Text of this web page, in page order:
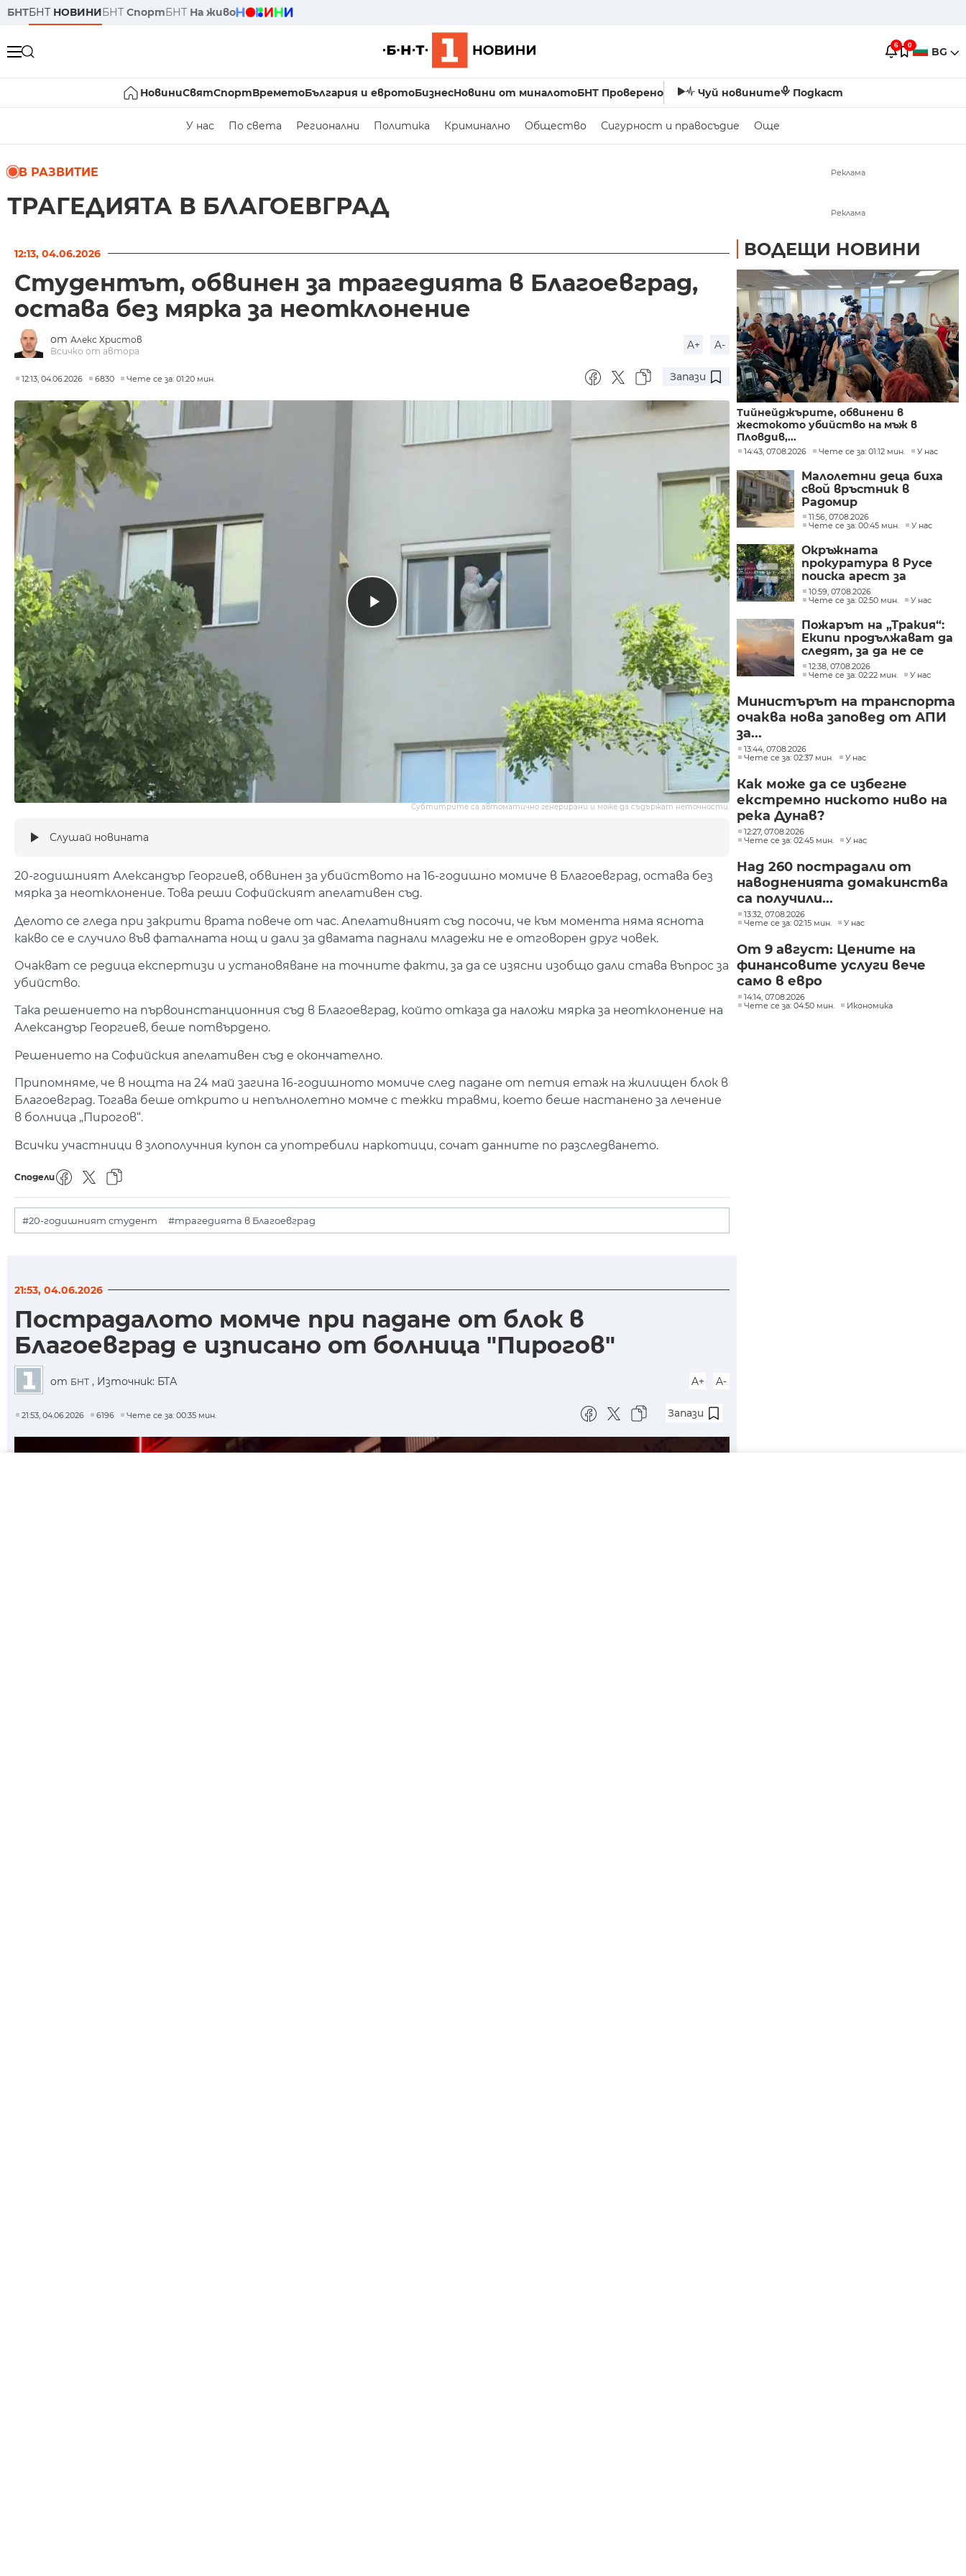
БНТБНТ НОВИНИБНТ СпортБНТ На живо
6 0 BG
НовиниСвятСпортВреметоБългария и евротоБизнесНовини от миналотоБНТ Проверено Чуй новините Подкаст
У нас По света Регионални Политика Криминално Общество Сигурност и правосъдие Още
В РАЗВИТИЕ
ТРАГЕДИЯТА В БЛАГОЕВГРАД
12:13, 04.06.2026
Студентът, обвинен за трагедията в Благоевград,
остава без мярка за неотклонение
от Алекс Христов
Всичко от автора
A+ A-
12:13, 04.06.2026 6830 Чете се за: 01:20 мин. Запази
Субтитрите са автоматично генерирани и може да съдържат неточности.
Слушай новината
20-годишният Александър Георгиев, обвинен за убийството на 16-годишно момиче в Благоевград, остава без
мярка за неотклонение. Това реши Софийският апелативен съд.
Делото се гледа при закрити врата повече от час. Апелативният съд посочи, че към момента няма яснота
какво се е случило във фаталната нощ и дали за двамата паднали младежи не е отговорен друг човек.
Очакват се редица експертизи и установяване на точните факти, за да се изясни изобщо дали става въпрос за
убийство.
Така решението на първоинстанционния съд в Благоевград, който отказа да наложи мярка за неотклонение на
Александър Георгиев, беше потвърдено.
Решението на Софийския апелативен съд е окончателно.
Припомняме, че в нощта на 24 май загина 16-годишното момиче след падане от петия етаж на жилищен блок в
Благоевград. Тогава беше открито и непълнолетно момче с тежки травми, което беше настанено за лечение
в болница „Пирогов“.
Всички участници в злополучния купон са употребили наркотици, сочат данните по разследването.
Сподели
#20-годишният студент #трагедията в Благоевград
21:53, 04.06.2026
Пострадалото момче при падане от блок в
Благоевград е изписано от болница "Пирогов"
от БНТ , Източник: БТА A+ A-
21:53, 04.06.2026 6196 Чете се за: 00:35 мин. Запази
Реклама
Реклама
ВОДЕЩИ НОВИНИ
Тийнейджърите, обвинени в
жестокото убийство на мъж в
Пловдив,...
14:43, 07.08.2026 Чете се за: 01:12 мин. У нас
Малолетни деца биха
свой връстник в
Радомир
11:56, 07.08.2026
Чете се за: 00:45 мин.
У нас
Окръжната
прокуратура в Русе
поиска арест за
петима от
участниците в
разбитата
лаборатория за
фентанил
10:59, 07.08.2026
Чете се за: 02:50 мин.
У нас
Пожарът на „Тракия“:
Екипи продължават да
следят, за да не се
разпространява
огънят
12:38, 07.08.2026
Чете се за: 02:22 мин.
У нас
Министърът на транспорта
очаква нова заповед от АПИ
за...
13:44, 07.08.2026
Чете се за: 02:37 мин.
У нас
Как може да се избегне
екстремно ниското ниво на
река Дунав?
12:27, 07.08.2026
Чете се за: 02:45 мин.
У нас
Над 260 пострадали от
наводненията домакинства
са получили...
13:32, 07.08.2026
Чете се за: 02:15 мин.
У нас
От 9 август: Цените на
финансовите услуги вече
само в евро
14:14, 07.08.2026
Чете се за: 04:50 мин.
Икономика